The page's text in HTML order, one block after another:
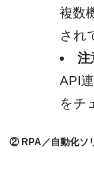
複数
され
注
API
をチ
② RPA／自動化ソ